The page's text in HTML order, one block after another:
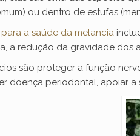
ou dentro de estufas
a saúde da melancia
a redução da gravidade dos
são proteger a função
doença periodontal, apoiar